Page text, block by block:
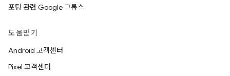
포팅 관련 Google 그룹스
도움받기
Android 고객센터
Pixel 고객센터